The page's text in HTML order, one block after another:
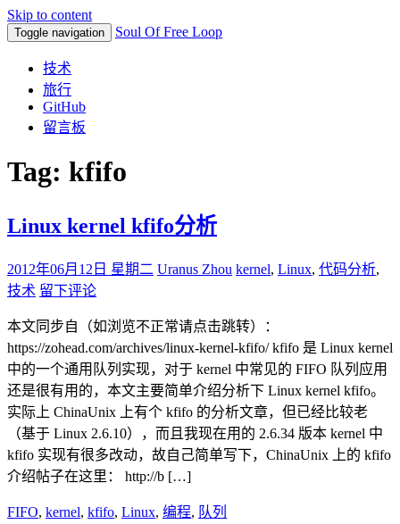
Skip to content
Toggle navigation Soul Of Free Loop
技术
旅行
GitHub
留言板
Tag: kfifo
Linux kernel kfifo分析
2012年06月12日 星期二 Uranus Zhou kernel, Linux, 代码分析,
技术 留下评论
本文同步自（如浏览不正常请点击跳转）：
https://zohead.com/archives/linux-kernel-kfifo/ kfifo 是 Linux kernel
中的一个通用队列实现，对于 kernel 中常见的 FIFO 队列应用
还是很有用的，本文主要简单介绍分析下 Linux kernel kfifo。
实际上 ChinaUnix 上有个 kfifo 的分析文章，但已经比较老
（基于 Linux 2.6.10），而且我现在用的 2.6.34 版本 kernel 中
kfifo 实现有很多改动，故自己简单写下，ChinaUnix 上的 kfifo
介绍帖子在这里： http://b […]
FIFO, kernel, kfifo, Linux, 编程, 队列